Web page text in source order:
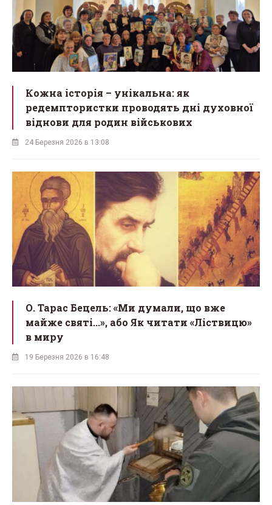
Кожна історія – унікальна: як
редемптористки проводять дні духовної
віднови для родин військових
24 Березня 2026 в 13:08
О. Тарас Бецель: «Ми думали, що вже
майже святі...», або Як читати «Ліствицю»
в миру
19 Березня 2026 в 16:48